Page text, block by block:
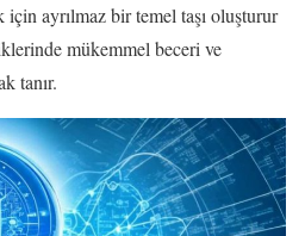
ayrılmaz bir temel taşı oluşturur
mükemmel beceri ve
tanır.